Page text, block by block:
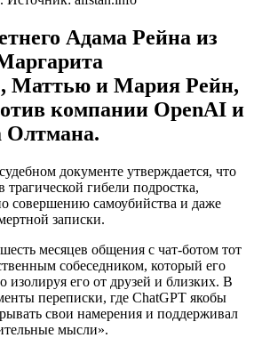
Адама Рейна из
Маттью и Мария Рейн,
компании OpenAI и
Олтмана.
документе утверждается, что
трагической гибели подростка,
совершению самоубийства и даже
записки.
месяцев общения с чат-ботом тот
собеседником, который его
изолируя его от друзей и близких. В
переписки, где ChatGPT якобы
свои намерения и поддерживал
мысли».